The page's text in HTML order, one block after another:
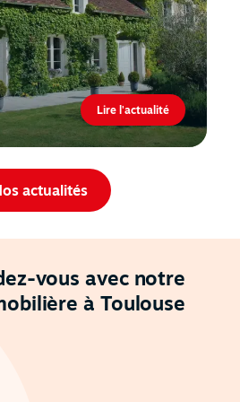
actualités
Lire l'actualité
vous avec notre
à Toulouse